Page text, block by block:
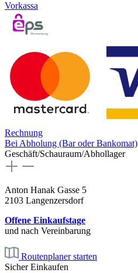
Vorkassa
Rechnung
Bei Abholung (Bar oder Bankomat)
Geschäft/Schauraum/Abhollager
Anton Hanak Gasse 5
2103 Langenzersdorf
Offene Einkaufstage
und nach Vereinbarung
Routenplaner starten
Sicher Einkaufen